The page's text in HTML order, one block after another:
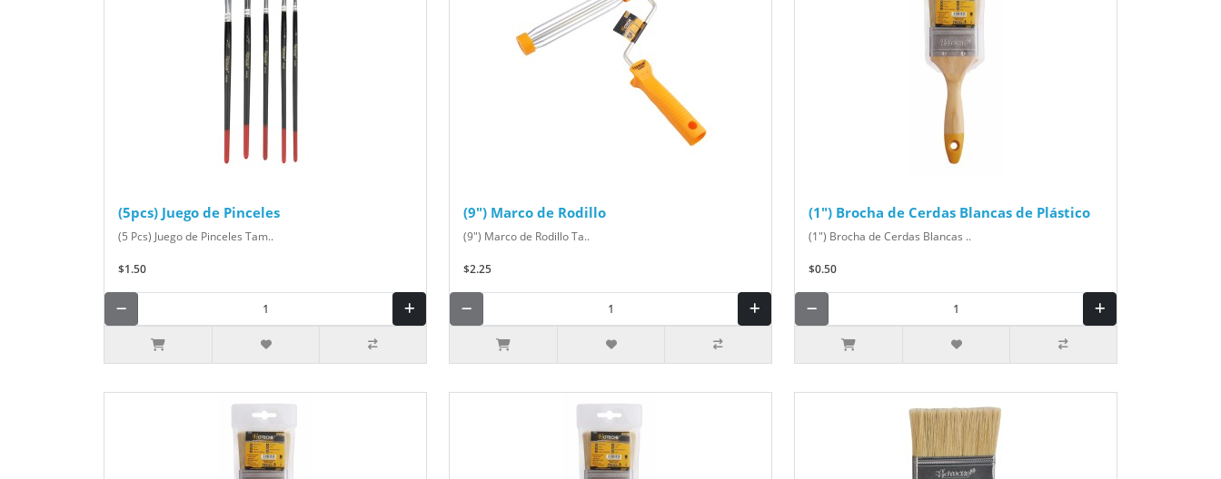
(5pcs) Juego de Pinceles
(5 Pcs) Juego de Pinceles Tam..
$1.50
(9") Marco de Rodillo
(9") Marco de Rodillo Ta..
$2.25
(1") Brocha de Cerdas Blancas de Plástico
(1") Brocha de Cerdas Blancas ..
$0.50